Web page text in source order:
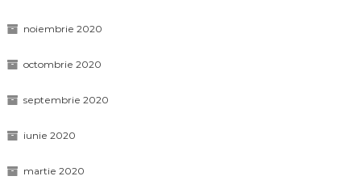
noiembrie 2020
octombrie 2020
septembrie 2020
iunie 2020
martie 2020